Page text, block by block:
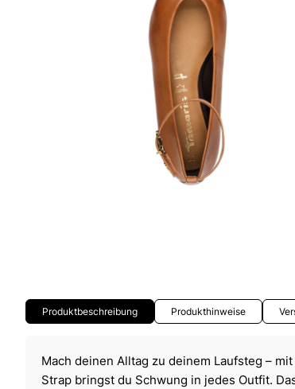
Produktbeschreibung Produkthinweise
Mach deinen Alltag zu deinem Laufsteg –
Strap bringst du Schwung in jedes Outfit.